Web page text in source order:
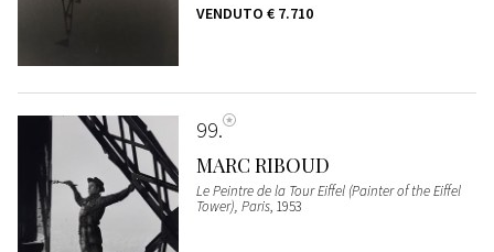
VENDUTO € 7.710
99
MARC RIBOUD
Le Peintre de la Tour Eiffel (Painter of the Eiffel
Tower), Paris, 1953